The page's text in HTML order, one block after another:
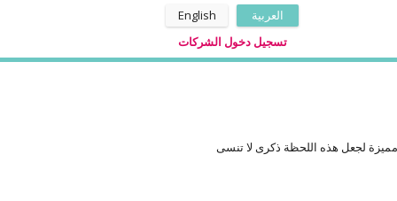
العربية
English
تسجيل دخول الشركات
لجعل هذه اللحظة ذكرى لا تنسى